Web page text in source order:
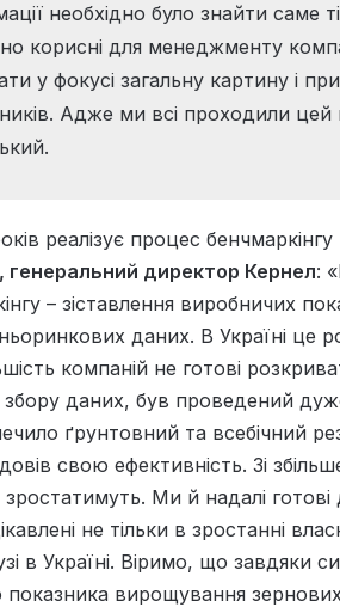
необхідно було знайти саме
корисні для менеджменту
у фокусі загальну картину і
Адже ми всі проходили
реалізує процес
генеральний директор Кернел:
– зіставлення виробничих
даних. В Україні це
компаній не готові
даних, був проведений
ґрунтовний та всебічний
свою ефективність. Зі
зростатимуть. Ми й надалі
не тільки в зростанні
в Україні. Віримо, що завдяки
показника вирощування